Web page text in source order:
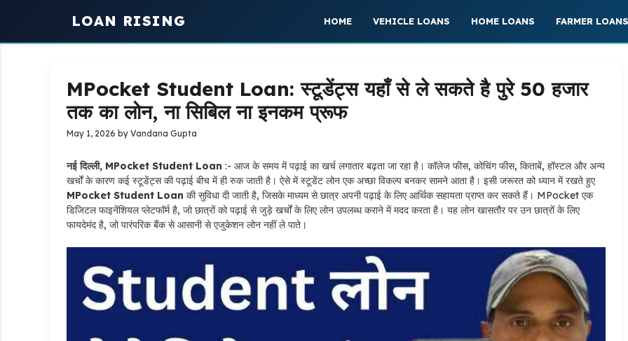
LOAN RISING HOME VEHICLE LOANS HOME LOANS FARMER LOANS
MPocket Student Loan: स्टूडेंट्स यहाँ से ले सकते है पुरे 50 हजार
तक का लोन, ना सिबिल ना इनकम प्रूफ
May 1, 2026 by Vandana Gupta
नई दिल्ली, MPocket Student Loan :- आज के समय में पढ़ाई का खर्च लगातार बढ़ता जा रहा है। कॉलेज फीस, कोचिंग फीस, किताबें, हॉस्टल और अन्य
खर्चों के कारण कई स्टूडेंट्स की पढ़ाई बीच में ही रुक जाती है। ऐसे में स्टूडेंट लोन एक अच्छा विकल्प बनकर सामने आता है। इसी जरूरत को ध्यान में रखते हुए
MPocket Student Loan की सुविधा दी जाती है, जिसके माध्यम से छात्र अपनी पढ़ाई के लिए आर्थिक सहायता प्राप्त कर सकते हैं। MPocket एक
डिजिटल फाइनेंशियल प्लेटफॉर्म है, जो छात्रों को पढ़ाई से जुड़े खर्चों के लिए लोन उपलब्ध कराने में मदद करता है। यह लोन खासतौर पर उन छात्रों के लिए
फायदेमंद है, जो पारंपरिक बैंक से आसानी से एजुकेशन लोन नहीं ले पाते।